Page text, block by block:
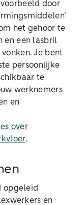
door
het gehoor te
en een lasbril
Je bent
persoonlijke
te
werknemers
en
over
.
opgeleid
en